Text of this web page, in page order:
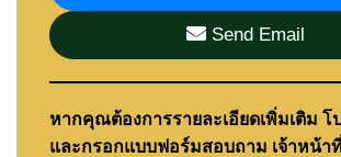
Send Email
หากคุณต้องการรายละเอียดเพิ่มเติม
และกรอกแบบฟอร์มสอบถาม เจ้าหน้าที่